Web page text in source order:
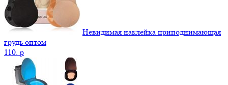
Невидимая наклейка приподнимающая
грудь оптом
110. p